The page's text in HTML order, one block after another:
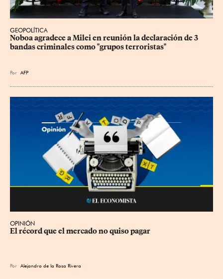
GEOPOLÍTICA
Noboa agradece a Milei en reunión la declaración de 3
bandas criminales como "grupos terroristas"
Por AFP
OPINIÓN
El récord que el mercado no quiso pagar
Por Alejandro de la Rosa Rivera